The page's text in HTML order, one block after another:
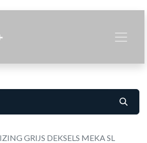
GRIJS DEKSELS MEKA SL